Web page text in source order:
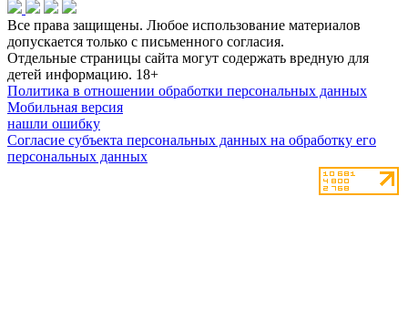
Все права защищены. Любое использование материалов
допускается только с письменного согласия.
Отдельные страницы сайта могут содержать вредную для
детей информацию. 18+
Политика в отношении обработки персональных данных
Мобильная версия
нашли ошибку
Согласие субъекта персональных данных на обработку его
персональных данных